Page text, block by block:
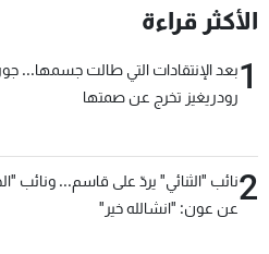
الأكثر قراءة
1بعد الإنتقادات التي طالت جسمها...
رودريغيز تخرج عن صمتها
2نائب "الثنائي" يردّ على قاسم... ونائب
عن عون: "انشالله خير"